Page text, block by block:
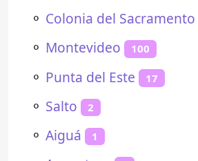
⚬ Colonia del Sacramento
⚬ Montevideo 100
⚬ Punta del Este 17
⚬ Salto 2
⚬ Aiguá 1